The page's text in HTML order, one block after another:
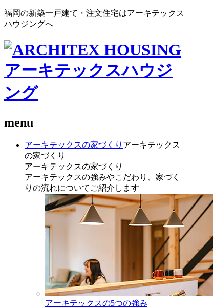
福岡の新築一戸建て・注文住宅はアーキテックス
ハウジングへ
menu
アーキテックスの家づくり アーキテックス
の家づくり
アーキテックスの家づくり
アーキテックスの強みやこだわり、家づく
りの流れについてご紹介します
アーキテックスの5つの強み